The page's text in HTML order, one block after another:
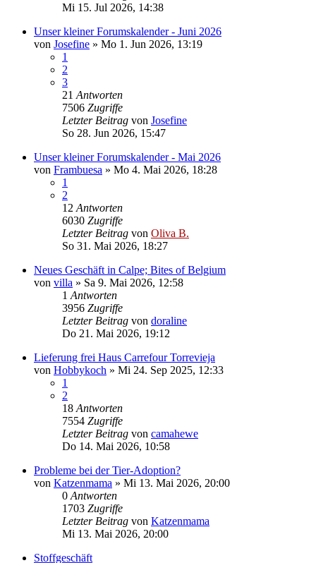
Mi 15. Jul 2026, 14:38
Unser kleiner Forumskalender - Juni 2026
von Josefine » Mo 1. Jun 2026, 13:19
1
2
3
21 Antworten
7506 Zugriffe
Letzter Beitrag von Josefine
So 28. Jun 2026, 15:47
Unser kleiner Forumskalender - Mai 2026
von Frambuesa » Mo 4. Mai 2026, 18:28
1
2
12 Antworten
6030 Zugriffe
Letzter Beitrag von Oliva B.
So 31. Mai 2026, 18:27
Neues Geschäft in Calpe; Bites of Belgium
von villa » Sa 9. Mai 2026, 12:58
1 Antworten
3956 Zugriffe
Letzter Beitrag von doraline
Do 21. Mai 2026, 19:12
Lieferung frei Haus Carrefour Torrevieja
von Hobbykoch » Mi 24. Sep 2025, 12:33
1
2
18 Antworten
7554 Zugriffe
Letzter Beitrag von camahewe
Do 14. Mai 2026, 10:58
Probleme bei der Tier-Adoption?
von Katzenmama » Mi 13. Mai 2026, 20:00
0 Antworten
1703 Zugriffe
Letzter Beitrag von Katzenmama
Mi 13. Mai 2026, 20:00
Stoffgeschäft